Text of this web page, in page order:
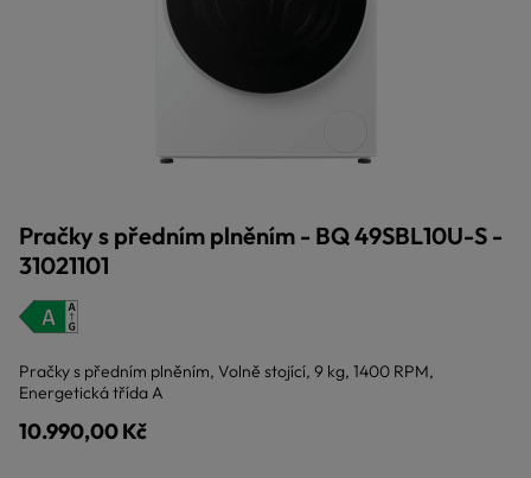
Pračky s předním plněním - BQ 49SBL10U-S -
31021101
Pračky s předním plněním, Volně stojící, 9 kg, 1400 RPM,
Energetická třída A
10.990,00 Kč